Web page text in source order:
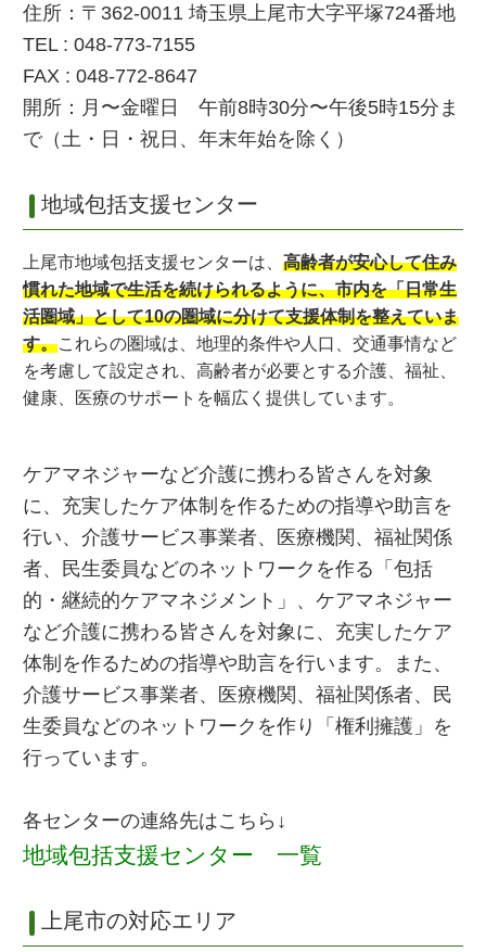
住所：〒362-0011 埼玉県上尾市大字平塚724番地
TEL : 048-773-7155
FAX : 048-772-8647
開所：月〜金曜日 午前8時30分〜午後5時15分ま
で（土・日・祝日、年末年始を除く）
地域包括支援センター
上尾市地域包括支援センターは、 高齢者が安心して住み
慣れた地域で生活を続けられるように、市内を「日常生
活圏域」として10の圏域に分けて支援体制を整えていま
す。これらの圏域は、地理的条件や人口、交通事情など
を考慮して設定され、高齢者が必要とする介護、福祉、
健康、医療のサポートを幅広く提供しています。
ケアマネジャーなど介護に携わる皆さんを対象
に、充実したケア体制を作るための指導や助言を
行い、介護サービス事業者、医療機関、福祉関係
者、民生委員などのネットワークを作る「包括
的・継続的ケアマネジメント」、ケアマネジャー
など介護に携わる皆さんを対象に、充実したケア
体制を作るための指導や助言を行います。また、
介護サービス事業者、医療機関、福祉関係者、民
生委員などのネットワークを作り「権利擁護」を
行っています。
各センターの連絡先はこちら↓
地域包括支援センター 一覧
上尾市の対応エリア